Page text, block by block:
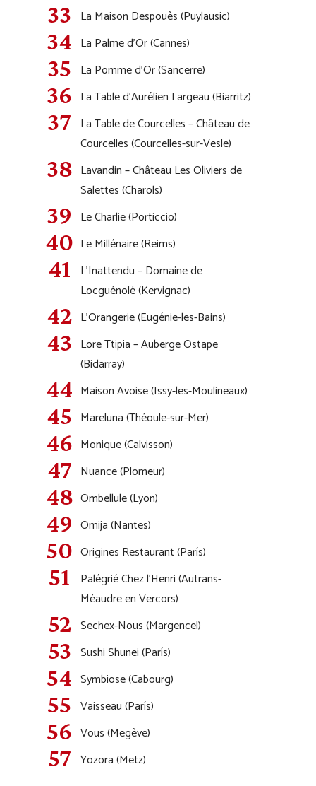
La Maison Despouès (Puylausic)
La Palme d’Or (Cannes)
La Pomme d’Or (Sancerre)
La Table d’Aurélien Largeau (Biarritz)
La Table de Courcelles – Château de
Courcelles (Courcelles-sur-Vesle)
Lavandin – Château Les Oliviers de
Salettes (Charols)
Le Charlie (Porticcio)
Le Millénaire (Reims)
L’Inattendu – Domaine de
Locguénolé (Kervignac)
L’Orangerie (Eugénie-les-Bains)
Lore Ttipia – Auberge Ostape
(Bidarray)
Maison Avoise (Issy-les-Moulineaux)
Mareluna (Théoule-sur-Mer)
Monique (Calvisson)
Nuance (Plomeur)
Ombellule (Lyon)
Omija (Nantes)
Origines Restaurant (París)
Palégrié Chez l’Henri (Autrans-
Méaudre en Vercors)
Sechex-Nous (Margencel)
Sushi Shunei (París)
Symbiose (Cabourg)
Vaisseau (París)
Vous (Megève)
Yozora (Metz)